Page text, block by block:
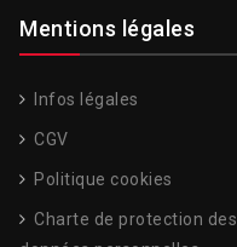
Mentions légales
Infos légales
CGV
Politique cookies
Charte de protection des